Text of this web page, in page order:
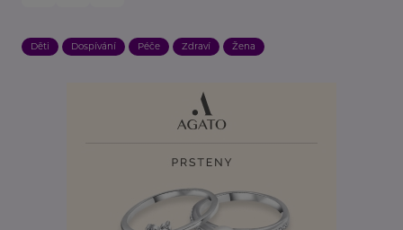
Děti Dospívání Péče Zdraví Žena